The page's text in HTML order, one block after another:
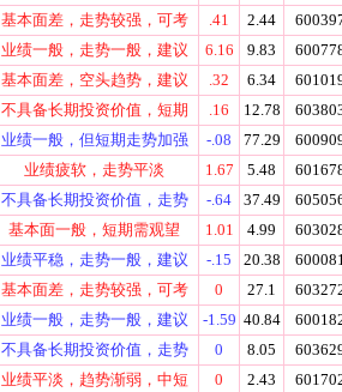
基本面差，走势较强，可考 .41 2.44
业绩一般，走势一般，建议 6.16 9.83
基本面差，空头趋势，建议 .32 6.34
不具备长期投资价值，短期 .16 12.78
业绩一般，但短期走势加强 -.08 77.29
业绩疲软，走势平淡 1.67 5.48
不具备长期投资价值，走势 -.64 37.49
基本面一般，短期需观望 1.01 4.99
业绩平稳，走势一般，建议 -.15 20.38
基本面差，走势较强，可考 0 27.1
业绩一般，走势一般，建议 -1.59 40.84
不具备长期投资价值，走势 0 8.05
业绩平淡，趋势渐弱，中短 0 2.43